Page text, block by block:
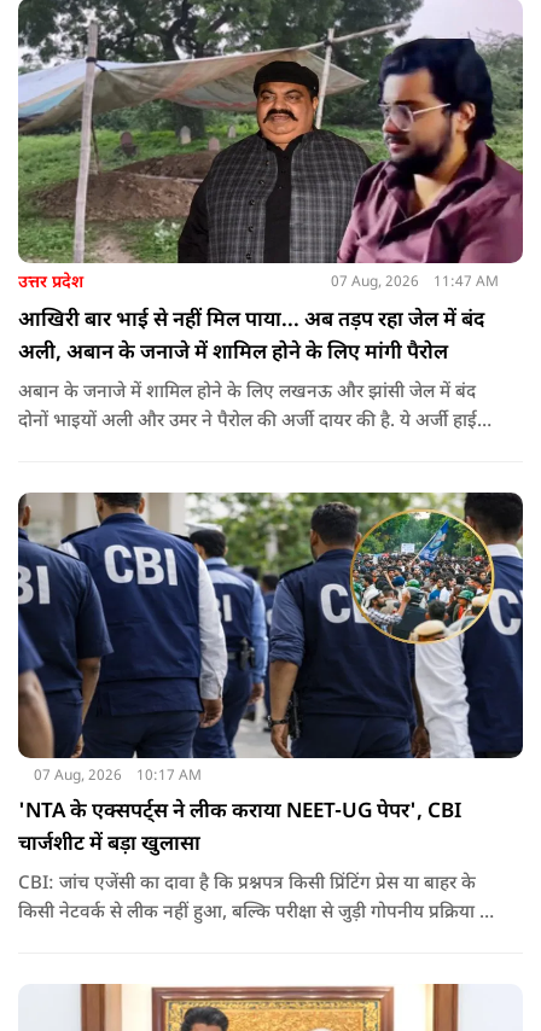
जनाधिकार महासभा के आह्वान पर आयोजित किया जा रहा है.
उत्तर प्रदेश 07 Aug, 2026 11:47 AM
आखिरी बार भाई से नहीं मिल पाया... अब तड़प रहा जेल में बंद
अली, अबान के जनाजे में शामिल होने के लिए मांगी पैरोल
अबान के जनाजे में शामिल होने के लिए लखनऊ और झांसी जेल में बंद
दोनों भाइयों अली और उमर ने पैरोल की अर्जी दायर की है. ये अर्जी हाई
07 Aug, 2026 10:17 AM
'NTA के एक्सपर्ट्स ने लीक कराया NEET-UG पेपर', CBI
चार्जशीट में बड़ा खुलासा
CBI: जांच एजेंसी का दावा है कि प्रश्नपत्र किसी प्रिंटिंग प्रेस या बाहर के
किसी नेटवर्क से लीक नहीं हुआ, बल्कि परीक्षा से जुड़ी गोपनीय प्रक्रिया में